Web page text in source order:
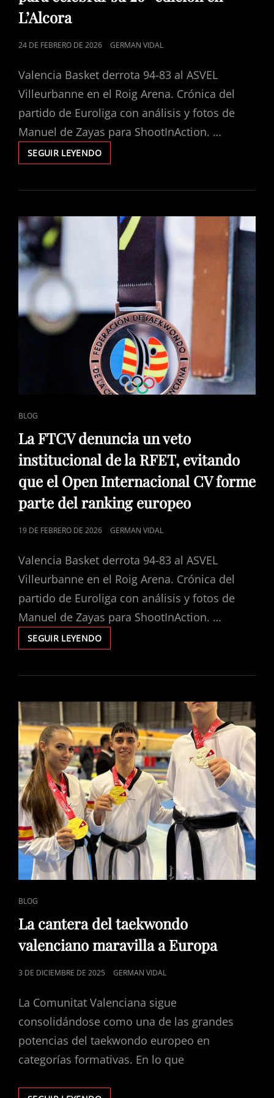
L’Alcora
PUBLICADO
24 DE FEBRERO DE 2026 GERMAN VIDAL
Valencia Basket derrota 94-83 al ASVEL
Villeurbanne en el Roig Arena. Crónica del
partido de Euroliga con análisis y fotos de
Manuel de Zayas para ShootInAction. …
SEGUIR LEYENDOEL
OPEN
LA
SE
PREPARA
PARA
CELEBRAR
EDICIÓN
EN
L’ALCORA
ENLACES
DE
CATEGORÍAS
BLOG
La FTCV denuncia un veto
institucional de la RFET, evitando
que el Open Internacional CV forme
parte del ranking europeo
PUBLICADO
19 DE FEBRERO DE 2026 GERMAN VIDAL
Valencia Basket derrota 94-83 al ASVEL
Villeurbanne en el Roig Arena. Crónica del
partido de Euroliga con análisis y fotos de
Manuel de Zayas para ShootInAction. …
SEGUIR LEYENDOLA
FTCV
UN
INSTITUCIONAL
LA
RFET,
EVITANDO
QUE
EL
OPEN
INTERNACIONAL
CV
FORME
PARTE
DEL
RANKING
EUROPEO
ENLACES
DE
CATEGORÍAS
BLOG
La cantera del taekwondo
valenciano maravilla a Europa
PUBLICADO
3 DE DICIEMBRE DE 2025 GERMAN VIDAL
La Comunitat Valenciana sigue
consolidándose como una de las grandes
potencias del taekwondo europeo en
categorías formativas. En lo que